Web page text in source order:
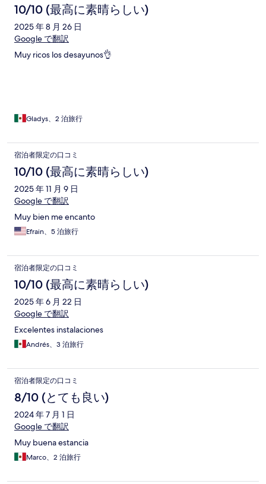
10/10 (最高に素晴らしい)
2025 年 8 月 26 日
Google で翻訳
Muy ricos los desayunos👌
Gladys、2 泊旅行
宿泊者限定の口コミ
10/10 (最高に素晴らしい)
2025 年 11 月 9 日
Google で翻訳
Muy bien me encanto
Efrain、5 泊旅行
宿泊者限定の口コミ
10/10 (最高に素晴らしい)
2025 年 6 月 22 日
Google で翻訳
Excelentes instalaciones
Andrés、3 泊旅行
宿泊者限定の口コミ
8/10 (とても良い)
2024 年 7 月 1 日
Google で翻訳
Muy buena estancia
Marco、2 泊旅行